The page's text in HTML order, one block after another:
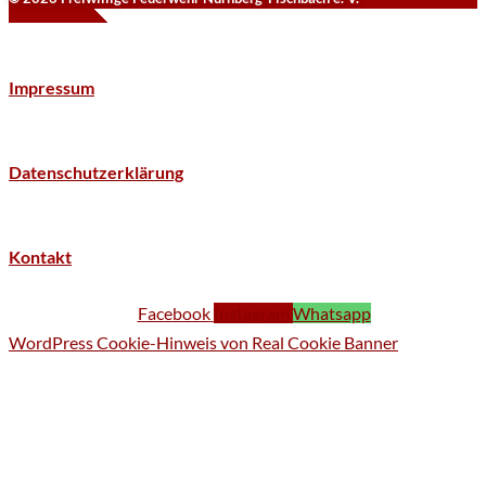
Impressum
Datenschutzerklärung
Kontakt
Facebook
Whatsapp
WordPress Cookie-Hinweis von Real Cookie Banner